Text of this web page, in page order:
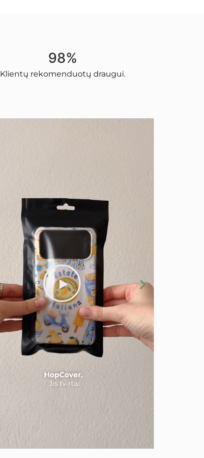
98%
Klientų rekomenduotų draugui.